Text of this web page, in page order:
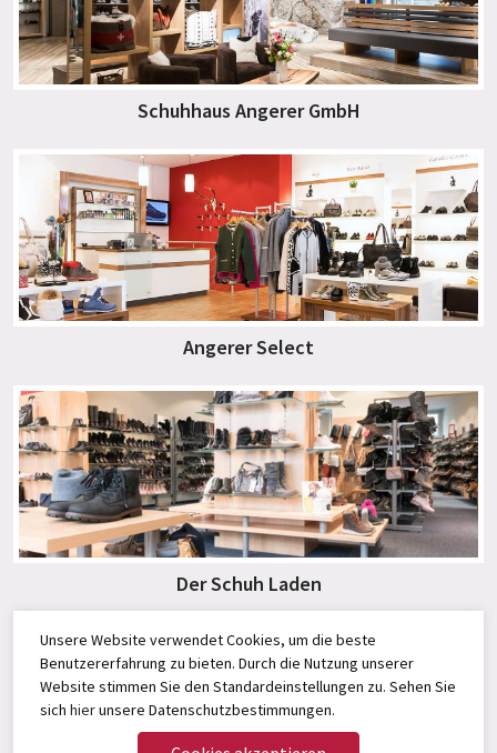
Schuhhaus Angerer GmbH
Angerer Select
Der Schuh Laden
Unsere Website verwendet Cookies, um die beste
Benutzererfahrung zu bieten. Durch die Nutzung unserer
Website stimmen Sie den Standardeinstellungen zu. Sehen Sie
sich hierunsere Datenschutzbestimmungen.